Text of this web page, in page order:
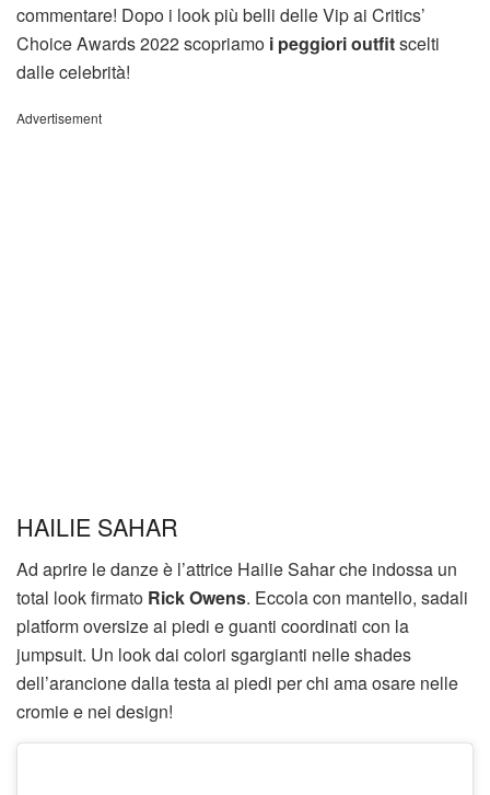
commentare! Dopo i look più belli delle Vip ai Critics’
Choice Awards 2022 scopriamo i peggiori outfitscelti
dalle celebrità!
Advertisement
HAILIE SAHAR
Ad aprire le danze è l’attrice Hailie Sahar che indossa un
total look firmato Rick Owens. Eccola con mantello, sadali
platform oversize ai piedi e guanti coordinati con la
jumpsuit. Un look dai colori sgargianti nelle shades
dell’arancione dalla testa ai piedi per chi ama osare nelle
cromie e nei design!